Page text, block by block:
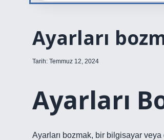
Ayarları
Tarih: Temmuz 12, 2024
Ayarları
Ayarları bozmak, bir bilgisayar veya